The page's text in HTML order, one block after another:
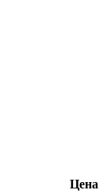
Цена